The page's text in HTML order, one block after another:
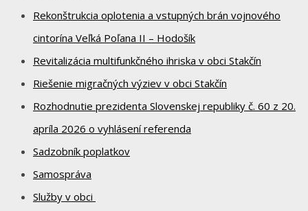
Rekonštrukcia oplotenia a vstupných brán vojnového
cintorína Veľká Poľana II – Hodošík
Revitalizácia multifunkčného ihriska v obci Stakčín
Riešenie migračných výziev v obci Stakčín
Rozhodnutie prezidenta Slovenskej republiky č. 60 z 20.
apríla 2026 o vyhlásení referenda
Sadzobník poplatkov
Samospráva
Služby v obci